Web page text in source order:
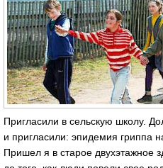
Пригласили в сельскую школу.
и пригласили: эпидемия гриппа
Пришел я в старое двухэтажное